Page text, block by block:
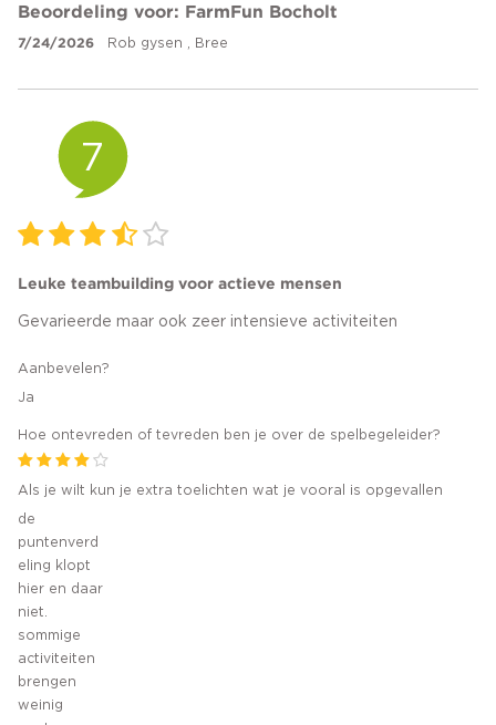
Beoordeling voor: FarmFun Bocholt
7/24/2026 Rob gysen , Bree
7
Leuke teambuilding voor actieve mensen
Gevarieerde maar ook zeer intensieve activiteiten
Aanbevelen?
Ja
Hoe ontevreden of tevreden ben je over de spelbegeleider?
Als je wilt kun je extra toelichten wat je vooral is opgevallen
de
puntenverd
eling klopt
hier en daar
niet.
sommige
activiteiten
brengen
weinig